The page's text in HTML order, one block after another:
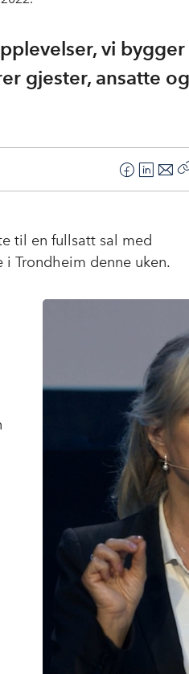
vi bygger
gjester, ansatte og
F
e
L
k
E
til en fullsatt sal med
i Trondheim denne uken.